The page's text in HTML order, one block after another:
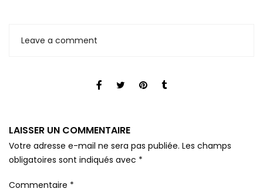
Leave a comment
LAISSER UN COMMENTAIRE
Votre adresse e-mail ne sera pas publiée. Les champs
obligatoires sont indiqués avec *
Commentaire *